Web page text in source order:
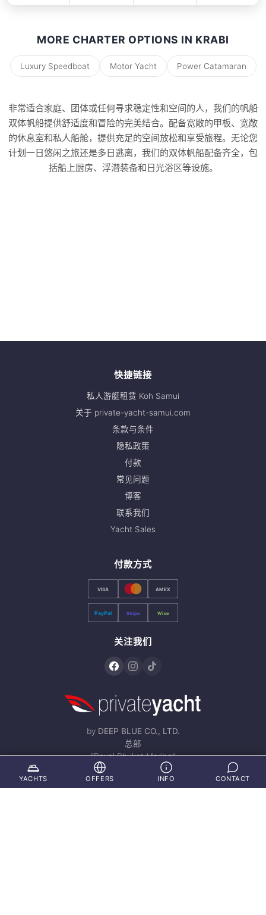
27,100 THB
MORE CHARTER OPTIONS IN KRABI
Luxury Speedboat Motor Yacht Power Catamaran
非常适合家庭、团体或任何寻求稳定性和空间的人，我们的帆船
双体帆船提供舒适度和冒险的完美结合。配备宽敞的甲板、宽敞
的休息室和私人船舱，提供充足的空间放松和享受旅程。无论您
计划一日悠闲之旅还是多日逃离，我们的双体帆船配备齐全，包
括船上厨房、浮潜装备和日光浴区等设施。
快捷链接
私人游艇租赁 Koh Samui
关于 private-yacht-samui.com
条款与条件
隐私政策
付款
常见问题
博客
联系我们
Yacht Sales
付款方式
VISA AMEX
PayPal Stripe Wise
关注我们
by DEEP BLUE CO., LTD.
总部
“Royal Phuket Marina”
YACHTS OFFERS INFO CONTACT